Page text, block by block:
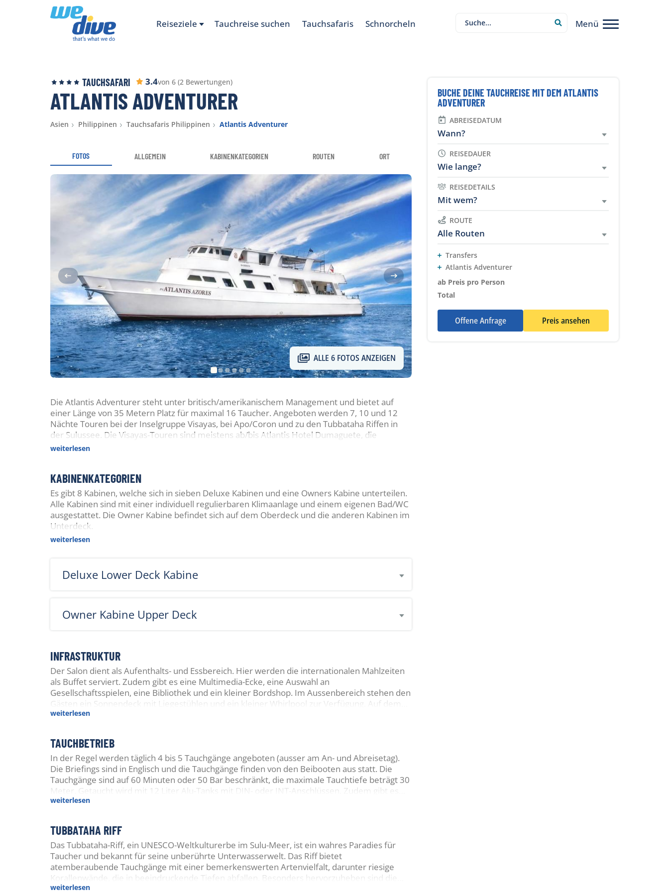
Reiseziele Tauchreise suchen Tauchsafaris Schnorcheln Menü
TAUCHSAFARI 3.4von 6 (2 Bewertungen)
ATLANTIS ADVENTURER
Asien Philippinen Tauchsafaris Philippinen Atlantis Adventurer
FOTOS ALLGEMEIN KABINENKATEGORIEN ROUTEN ORT
ALLE 6 FOTOS ANZEIGEN
Die Atlantis Adventurer steht unter britisch/amerikanischem Management und bietet auf
einer Länge von 35 Metern Platz für maximal 16 Taucher. Angeboten werden 7, 10 und 12
Nächte Touren bei der Inselgruppe Visayas, bei Apo/Coron und zu den Tubbataha Riffen in
der Sulussee. Die Visayas-Touren sind meistens ab/bis Atlantis Hotel Dumaguete, die
Apo/Coron-Touren ab/bis Atlantis Hotel Puerto Galera und die Tubbataha-Touren ab/bis
weiterlesen
KABINENKATEGORIEN
Es gibt 8 Kabinen, welche sich in sieben Deluxe Kabinen und eine Owners Kabine unterteilen.
Alle Kabinen sind mit einer individuell regulierbaren Klimaanlage und einem eigenen Bad/WC
ausgestattet. Die Owner Kabine befindet sich auf dem Oberdeck und die anderen Kabinen im
Unterdeck.
weiterlesen
Deluxe Lower Deck Kabine
Owner Kabine Upper Deck
INFRASTRUKTUR
Der Salon dient als Aufenthalts- und Essbereich. Hier werden die internationalen Mahlzeiten
als Buffet serviert. Zudem gibt es eine Multimedia-Ecke, eine Auswahl an
Gesellschaftsspielen, eine Bibliothek und ein kleiner Bordshop. Im Aussenbereich stehen den
Gästen ein Sonnendeck mit Liegestühlen und ein kleiner Whirlpool zur Verfügung. Auf dem
grossen Tauchdeck ist Platz für jeden Taucher und es gibt einen extra Kameratisch. WLAN ist
weiterlesen
TAUCHBETRIEB
In der Regel werden täglich 4 bis 5 Tauchgänge angeboten (ausser am An- und Abreisetag).
Die Briefings sind in Englisch und die Tauchgänge finden von den Beibooten aus statt. Die
Tauchgänge sind auf 60 Minuten oder 50 Bar beschränkt, die maximale Tauchtiefe beträgt 30
Meter. Getaucht wird mit 12 Liter Alu-Tanks mit DIN- oder INT-Anschlüssen. Zudem gibt es
zwei 15 Liter Tanks und Nitrox gegen Aufpreis. Jeder Taucher wird mit einem Rettungs- und
weiterlesen
TUBBATAHA RIFF
Das Tubbataha-Riff, ein UNESCO-Weltkulturerbe im Sulu-Meer, ist ein wahres Paradies für
Taucher und bekannt für seine unberührte Unterwasserwelt. Das Riff bietet
atemberaubende Tauchgänge mit einer bemerkenswerten Artenvielfalt, darunter riesige
Korallenwände, die in beeindruckende Tiefen abfallen. Besonders hervorzuheben sind die
riesigen Schwärme von Barrakudas und Thunfischen, die die Gewässer durchziehen, sowie
weiterlesen
BUCHE DEINE TAUCHREISE MIT DEM ATLANTIS
ADVENTURER
ABREISEDATUM
Wann?
REISEDAUER
Wie lange?
REISEDETAILS
Mit wem?
ROUTE
Alle Routen
Transfers
Eingeschlossene Leistungen
Atlantis Adventurer
Eingeschlossene Leistungen
ab Preis pro Person
Total
Offene Anfrage Preis ansehen